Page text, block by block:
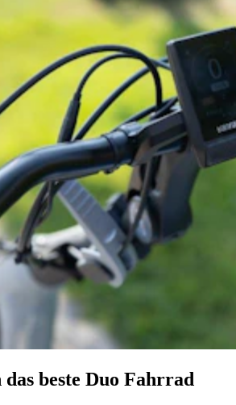
beste Duo Fahrrad